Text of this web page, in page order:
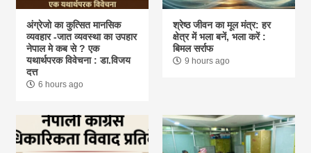
अंग्रेजो का कुत्सित मानसिक
व्यवहार -जात व्यवस्था का उपहार
नेपाल मे कब से ? एक
यथार्थपरक विवेचना : डा.विजय
दत्त
6 hours ago
श्रेष्ठ जीवन का मूल मंत्र: हर
क्षेत्र में भला बनें, भला करें :
बिमल सर्राफ
9 hours ago